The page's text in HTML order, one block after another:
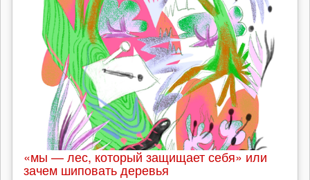
«мы — лес, который защищает себя» или
зачем шиповать деревья